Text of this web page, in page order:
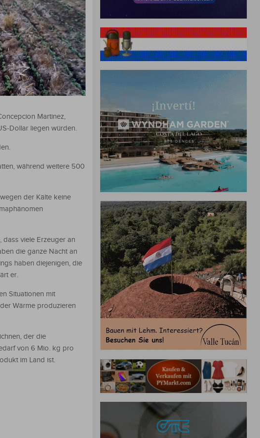
Martinez,
Dollar liegen würden.
während weitere 500
der Kälte keine
viele Erzeuger an
die ganze Nacht an
haben diejenigen, die
er.
Situationen mit
Wärme produzieren
der die
von 6 Mio. kg pro
im Land ist.